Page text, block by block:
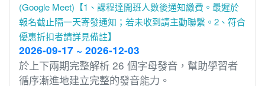
(Google Meet)【1、課程達開班人數後通知繳費。最遲於
報名截止隔一天寄發通知；若未收到請主動聯繫。2、符合
優惠折扣者請詳見備註】
2026-09-17 ~ 2026-12-03
於上下兩期完整解析 26 個字⺟發⾳，幫助學習者
循序漸進地建立完整的發⾳能⼒。